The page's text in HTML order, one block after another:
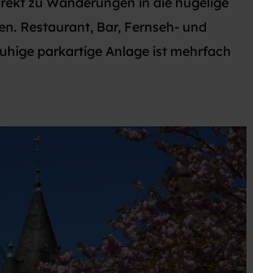
Restaurant, Bar, Fernseh- und
parkartige Anlage ist mehrfach